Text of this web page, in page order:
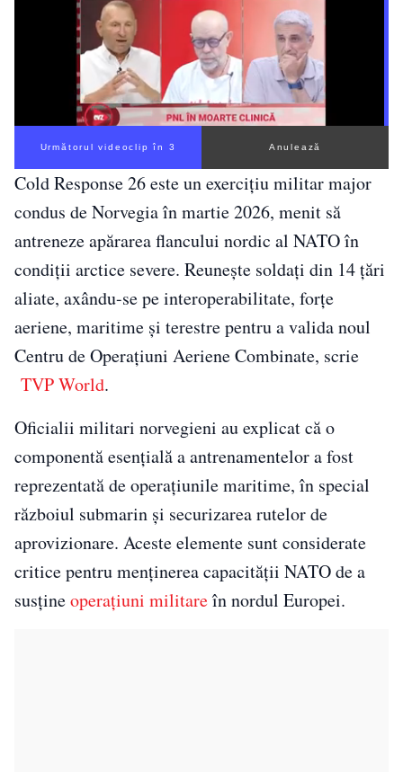
Următorul videoclip în 2 Anulează
Cold Response 26 este un exercițiu militar major
condus de Norvegia în martie 2026, menit să
antreneze apărarea flancului nordic al NATO în
condiții arctice severe. Reunește soldați din 14 țări
aliate, axându-se pe interoperabilitate, forțe
aeriene, maritime și terestre pentru a valida noul
Centru de Operațiuni Aeriene Combinate, scrie
TVP World.
Oficialii militari norvegieni au explicat că o
componentă esențială a antrenamentelor a fost
reprezentată de operațiunile maritime, în special
războiul submarin și securizarea rutelor de
aprovizionare. Aceste elemente sunt considerate
critice pentru menținerea capacității NATO de a
susțineoperațiuni militareîn nordul Europei.